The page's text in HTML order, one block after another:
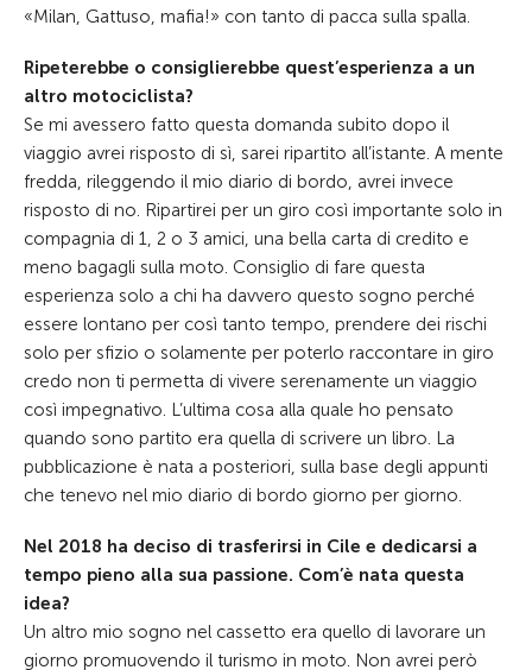
«Milan, Gattuso, mafia!» con tanto di pacca sulla spalla.
Ripeterebbe o consiglierebbe quest’esperienza a un
altro motociclista?
Se mi avessero fatto questa domanda subito dopo il
viaggio avrei risposto di sì, sarei ripartito all’istante. A mente
fredda, rileggendo il mio diario di bordo, avrei invece
risposto di no. Ripartirei per un giro così importante solo in
compagnia di 1, 2 o 3 amici, una bella carta di credito e
meno bagagli sulla moto. Consiglio di fare questa
esperienza solo a chi ha davvero questo sogno perché
essere lontano per così tanto tempo, prendere dei rischi
solo per sfizio o solamente per poterlo raccontare in giro
credo non ti permetta di vivere serenamente un viaggio
così impegnativo. L’ultima cosa alla quale ho pensato
quando sono partito era quella di scrivere un libro. La
pubblicazione è nata a posteriori, sulla base degli appunti
che tenevo nel mio diario di bordo giorno per giorno.
Nel 2018 ha deciso di trasferirsi in Cile e dedicarsi a
tempo pieno alla sua passione. Com’è nata questa
idea?
Un altro mio sogno nel cassetto era quello di lavorare un
giorno promuovendo il turismo in moto. Non avrei però